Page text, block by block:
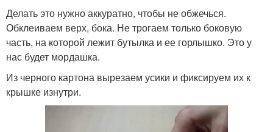
Делать это нужно аккуратно, чтобы не обжечься.
Обклеиваем верх, бока. Не трогаем только боковую
часть, на которой лежит бутылка и ее горлышко. Это у
нас будет мордашка.
Из черного картона вырезаем усики и фиксируем их к
крышке изнутри.